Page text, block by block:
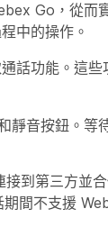
Go，從而
中的操作。
話功能。這
靜音按鈕。 等
接到第三方並
間不支援